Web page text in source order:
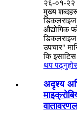
२६-०१-२२
मुख्य
डिकलराइज
औद्योगिक
उपचार"
कि
थप
अदृश्य